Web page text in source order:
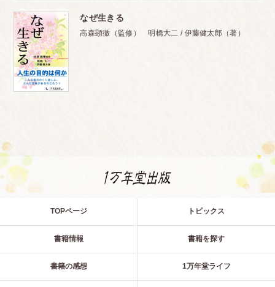
なぜ生きる
高森顕徹（監修） 明橋大二 / 伊藤健太郎（著）
TOPページ トピックス
書籍情報 書籍を探す
書籍の感想 1万年堂ライフ